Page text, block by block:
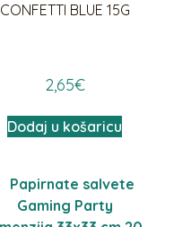
CONFETTI BLUE 15G
2,65€
Dodaj u košaricu